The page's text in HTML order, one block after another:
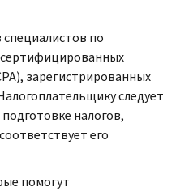
по
сертифицированных
), зарегистрированных
следует
налогов,
его
помогут